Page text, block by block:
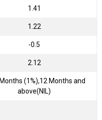
1.41
1.22
-0.5
2.12
(1%),12 Months and
above(NIL)